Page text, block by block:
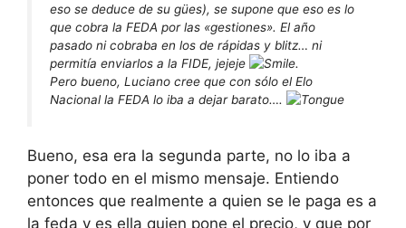
eso se deduce de su gües), se supone que eso es lo
que cobra la FEDA por las «gestiones». El año
pasado ni cobraba en los de rápidas y blitz… ni
permitía enviarlos a la FIDE, jejeje
.
Pero bueno, Luciano cree que con sólo el Elo
Nacional la FEDA lo iba a dejar barato….
Bueno, esa era la segunda parte, no lo iba a
poner todo en el mismo mensaje. Entiendo
entonces que realmente a quien se le paga es a
la feda y es ella quien pone el precio, y que por